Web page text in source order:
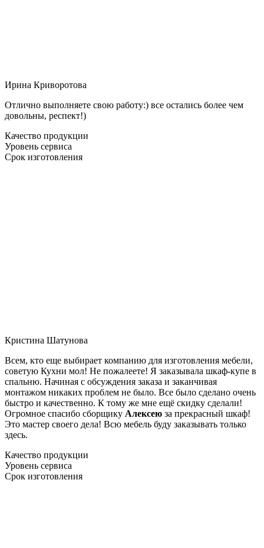
Ирина Криворотова
Отлично выполняете свою работу:) все остались более чем
довольны, респект!)
Качество продукции
Уровень сервиса
Срок изготовления
Кристина Шатунова
Всем, кто еще выбирает компанию для изготовления мебели,
советую Кухни мол! Не пожалеете! Я заказывала шкаф-купе в
спальню. Начиная с обсуждения заказа и заканчивая
монтажом никаких проблем не было. Все было сделано очень
быстро и качественно. К тому же мне ещё скидку сделали!
Огромное спасибо сборщику Алексею за прекрасный шкаф!
Это мастер своего дела! Всю мебель буду заказывать только
здесь.
Качество продукции
Уровень сервиса
Срок изготовления